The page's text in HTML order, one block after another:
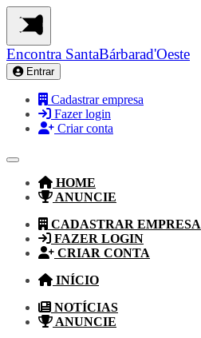
Encontra SantaBárbarad'Oeste
Entrar
Cadastrar empresa
Fazer login
Criar conta
HOME
ANUNCIE
CADASTRAR EMPRESA
FAZER LOGIN
CRIAR CONTA
INÍCIO
NOTÍCIAS
ANUNCIE